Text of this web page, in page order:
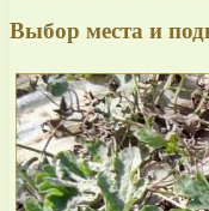
Выбор места и